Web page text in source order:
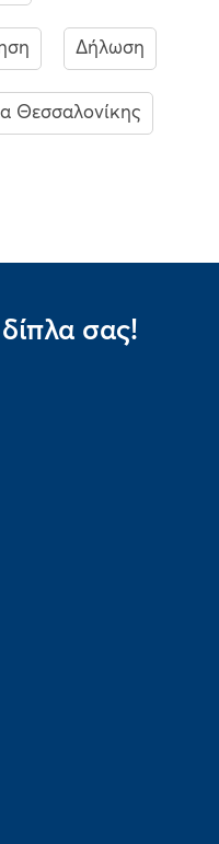
Δήλωση
Θεσσαλονίκης
σας!